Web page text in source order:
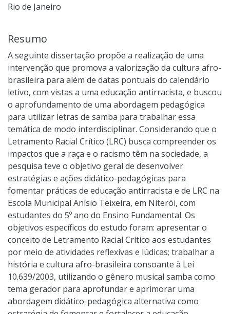
Rio de Janeiro
Resumo
A seguinte dissertação propõe a realização de uma
intervenção que promova a valorização da cultura afro-
brasileira para além de datas pontuais do calendário
letivo, com vistas a uma educação antirracista, e buscou
o aprofundamento de uma abordagem pedagógica
para utilizar letras de samba para trabalhar essa
temática de modo interdisciplinar. Considerando que o
Letramento Racial Crítico (LRC) busca compreender os
impactos que a raça e o racismo têm na sociedade, a
pesquisa teve o objetivo geral de desenvolver
estratégias e ações didático-pedagógicas para
fomentar práticas de educação antirracista e de LRC na
Escola Municipal Anísio Teixeira, em Niterói, com
estudantes do 5º ano do Ensino Fundamental. Os
objetivos específicos do estudo foram: apresentar o
conceito de Letramento Racial Crítico aos estudantes
por meio de atividades reflexivas e lúdicas; trabalhar a
história e cultura afro-brasileira consoante à Lei
10.639/2003, utilizando o gênero musical samba como
tema gerador para aprofundar e aprimorar uma
abordagem didático-pedagógica alternativa como